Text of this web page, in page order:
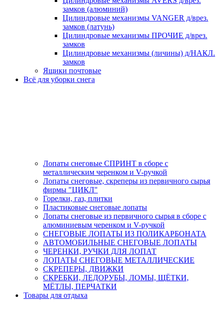
замков (алюминий)
Цилиндровые механизмы VANGER д/врез.
замков (латунь)
Цилиндровые механизмы ПРОЧИЕ д/врез.
замков
Цилиндровые механизмы (личины) д/НАКЛ.
замков
Ящики почтовые
Всё для уборки снега
Лопаты снеговые СПРИНТ в сборе с
металлическим черенком и V-ручкой
Лопаты снеговые, скреперы из первичного сырья
фирмы "ЦИКЛ"
Горелки, газ, плитки
Пластиковые снеговые лопаты
Лопаты снеговые из первичного сырья в сборе с
алюминиевым черенком и V-ручкой
СНЕГОВЫЕ ЛОПАТЫ ИЗ ПОЛИКАРБОНАТА
АВТОМОБИЛЬНЫЕ СНЕГОВЫЕ ЛОПАТЫ
ЧЕРЕНКИ, РУЧКИ ДЛЯ ЛОПАТ
ЛОПАТЫ СНЕГОВЫЕ МЕТАЛЛИЧЕСКИЕ
СКРЕПЕРЫ, ДВИЖКИ
СКРЕБКИ, ЛЕДОРУБЫ, ЛОМЫ, ЩЁТКИ,
МЁТЛЫ, ПЕРЧАТКИ
Товары для отдыха